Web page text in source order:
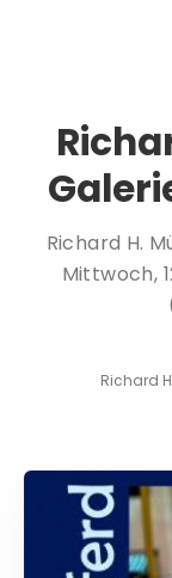
Richard H.
Mittwoch,
Richard